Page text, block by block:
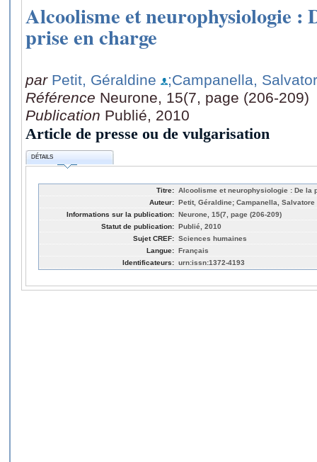
Alcoolisme et neurophysiologie :
prise en charge
par Petit, Géraldine
;Campanella,
Référence Neurone, 15(7, page (206-209)
Publication Publié, 2010
Article de presse ou de vulgarisation
DÉTAILS
Titre: Alcoolisme et neurophysiologie : De la
Auteur: Petit, Géraldine; Campanella, Salvatore
Informations sur la publication: Neurone, 15(7, page (206-209)
Statut de publication: Publié, 2010
Sujet CREF: Sciences humaines
Langue: Français
Identificateurs: urn:issn:1372-4193